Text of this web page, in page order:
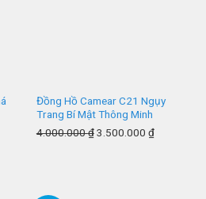
Đồng Hồ Camear C21 Ngụy
Trang Bí Mật Thông Minh
4.000.000₫ 3.500.000 ₫